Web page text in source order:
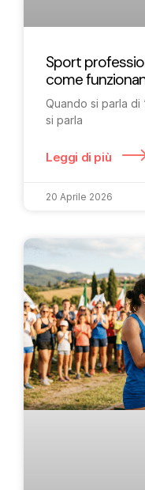
Sport
come
Quando si parla di
si parla
Leggi di più
20 Aprile 2026